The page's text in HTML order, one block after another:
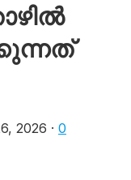
2026 · 0